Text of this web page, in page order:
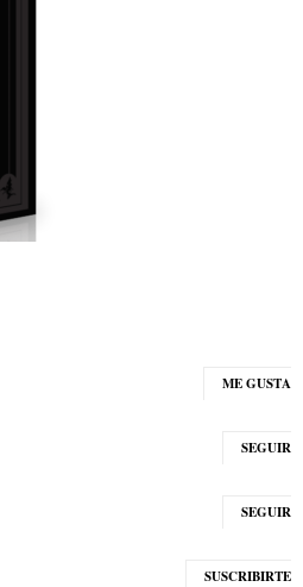
ME GUSTA
SEGUIR
SEGUIR
SUSCRIBIRTE